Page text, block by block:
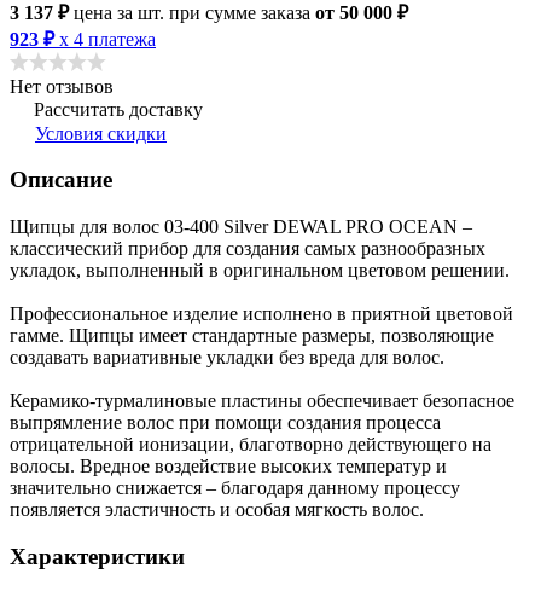
3 137 ₽цена за шт. при сумме заказа от 50 000 ₽
923 ₽ x 4 платежа
Нет отзывов
Рассчитать доставку
Условия скидки
Описание
Щипцы для волос 03-400 Silver DEWAL PRO OCEAN –
классический прибор для создания самых разнообразных
укладок, выполненный в оригинальном цветовом решении.
Профессиональное изделие исполнено в приятной цветовой
гамме. Щипцы имеет стандартные размеры, позволяющие
создавать вариативные укладки без вреда для волос.
Керамико-турмалиновые пластины обеспечивает безопасное
выпрямление волос при помощи создания процесса
отрицательной ионизации, благотворно действующего на
волосы. Вредное воздействие высоких температур и
значительно снижается – благодаря данному процессу
появляется эластичность и особая мягкость волос.
Характеристики